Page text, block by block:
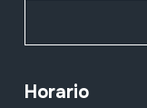
Horario